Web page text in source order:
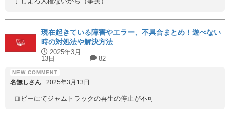
現在起きている障害やエラー、不具合まとめ！遊べない
時の対処法や解決方法
2025年3月
13日
82
名無しさん 2025年3月13日
ロビーにてジャムトラックの再生の停止が不可